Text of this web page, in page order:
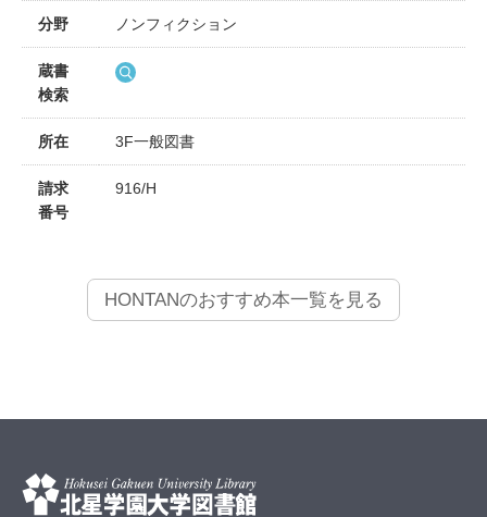
分野 ノンフィクション
蔵書
検索
所在 3F一般図書
請求
番号
916/H
HONTANのおすすめ本一覧を見る